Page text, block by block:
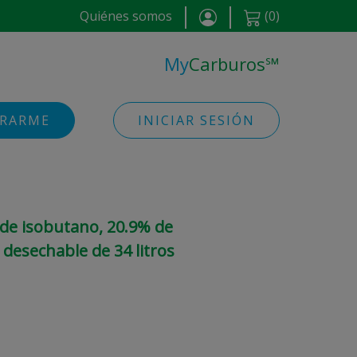
Quiénes somos (0)
MyCarburos℠
INICIAR SESIÓN
isobutano, 20.9% de
de 34 litros